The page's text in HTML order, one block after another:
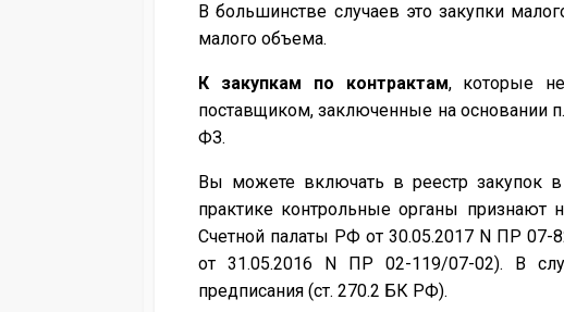
В большинстве случаев это закупки
малого объема.
К закупкам по контрактам, которые
поставщиком, заключенные на основании
ФЗ.
Вы можете включать в реестр закупок
практике контрольные органы признают
Счетной палаты РФ от 30.05.2017 N ПР
от 31.05.2016 N ПР 02-119/07-02). В
предписания (ст. 270.2 БК РФ).